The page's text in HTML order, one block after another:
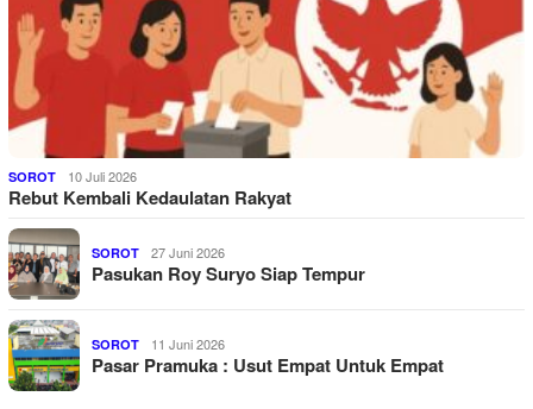
SOROT 10 Juli 2026
Rebut Kembali Kedaulatan Rakyat
SOROT 27 Juni 2026
Pasukan Roy Suryo Siap Tempur
SOROT 11 Juni 2026
Pasar Pramuka : Usut Empat Untuk Empat